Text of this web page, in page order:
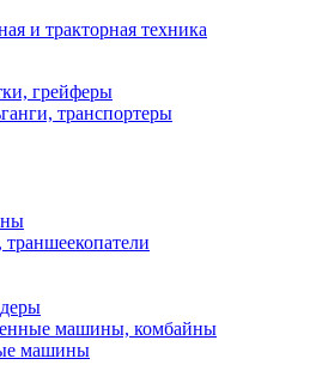
и тракторная техника
грейферы
транспортеры
машины, комбайны
машины